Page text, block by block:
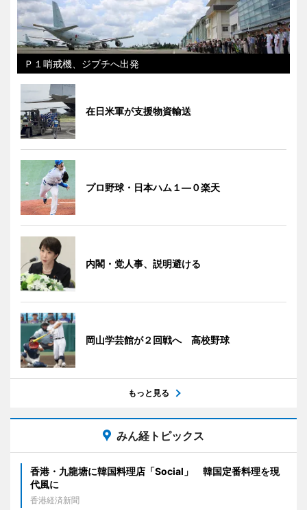
Ｐ１哨戒機、ジブチへ出発
在日米軍が支援物資輸送
プロ野球・日本ハム１―０楽天
内閣・党人事、説明避ける
岡山学芸館が２回戦へ 高校野球
もっと見る
みん経トピックス
香港・九龍塘に韓国料理店「Social」 韓国定番料理を現
代風に
香港経済新聞